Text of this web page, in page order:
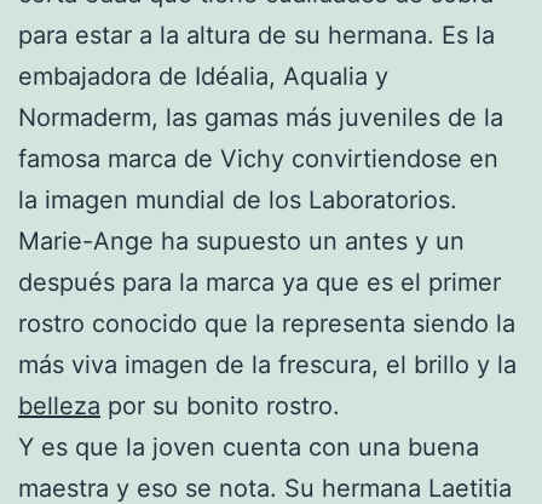
para estar a la altura de su hermana. Es la
embajadora de Idéalia, Aqualia y
Normaderm, las gamas más juveniles de la
famosa marca de Vichy convirtiendose en
la imagen mundial de los Laboratorios.
Marie-Ange ha supuesto un antes y un
después para la marca ya que es el primer
rostro conocido que la representa siendo la
más viva imagen de la frescura, el brillo y la
belleza por su bonito rostro.
Y es que la joven cuenta con una buena
maestra y eso se nota. Su hermana Laetitia